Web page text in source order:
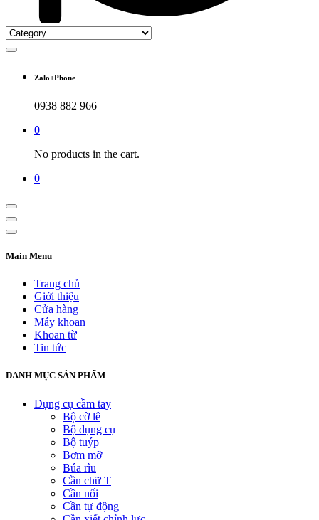
Zalo+Phone
0938 882 966
0
No products in the cart.
0
Main Menu
Trang chủ
Giới thiệu
Cửa hàng
Máy khoan
Khoan từ
Tin tức
DANH MỤC SẢN PHẨM
Dụng cụ cầm tay
Bộ cờ lê
Bộ dụng cụ
Bộ tuýp
Bơm mỡ
Búa rìu
Cần chữ T
Cần nối
Cần tự động